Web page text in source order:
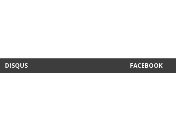
DISQUS FACEBOOK